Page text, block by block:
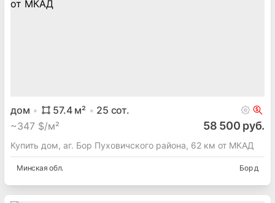
дом 57.4м² 25 сот.
~347 $/м² 58 500 руб.
Купить дом, аг. Бор Пуховичского района, 62 км от МКАД
Минская обл. Бор д